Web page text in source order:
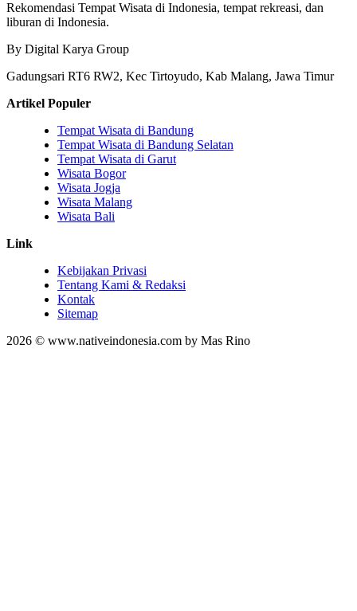
Rekomendasi Tempat Wisata di Indonesia, tempat rekreasi, dan
liburan di Indonesia.
By Digital Karya Group
Gadungsari RT6 RW2, Kec Tirtoyudo, Kab Malang, Jawa Timur
Artikel Populer
Tempat Wisata di Bandung
Tempat Wisata di Bandung Selatan
Tempat Wisata di Garut
Wisata Bogor
Wisata Jogja
Wisata Malang
Wisata Bali
Link
Kebijakan Privasi
Tentang Kami & Redaksi
Kontak
Sitemap
2026 © www.nativeindonesia.com by Mas Rino